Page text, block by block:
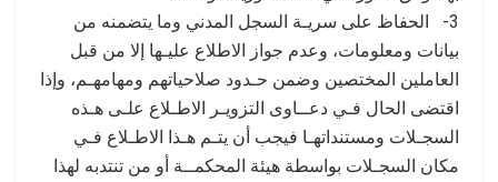
3- الحفاظ على سريـة السجل المدني وما يتضمنه من
بيانات ومعلومات، وعدم جواز الاطلاع عليـها إلا من قبل
العاملين المختصين وضمن حـدود صلاحياتهم ومهامهـم، وإذا
اقتضى الحال فـي دعــاوى التزويـر الاطـلاع علـى هـذه
السجـلات ومستنداتهـا فيجب أن يتـم هـذا الاطـلاع فـي
مكان السجـلات بواسطة هيئة المحكمــة أو من تنتدبه لهذا